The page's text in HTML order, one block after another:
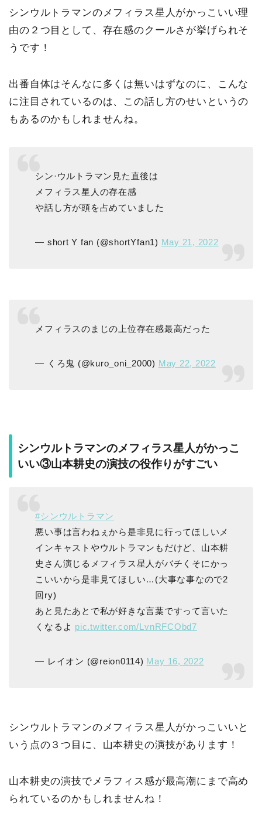
シンウルトラマンのメフィラス星人がかっこいい理
由の２つ目として、存在感のクールさが挙げられそ
うです！
出番自体はそんなに多くは無いはずなのに、こんな
に注目されているのは、この話し方のせいというの
もあるのかもしれませんね。
シン·ウルトラマン見た直後は
メフィラス星人の存在感
や話し方が頭を占めていました
— short Y fan (@shortYfan1) May 21, 2022
メフィラスのまじの上位存在感最高だった
— くろ鬼 (@kuro_oni_2000) May 22, 2022
シンウルトラマンのメフィラス星人がかっこ
いい③山本耕史の演技の役作りがすごい
#シンウルトラマン
悪い事は言わねぇから是非見に行ってほしいメ
インキャストやウルトラマンもだけど、山本耕
史さん演じるメフィラス星人がバチくそにかっ
こいいから是非見てほしい…(大事な事なので2
回ry)
あと見たあとで私が好きな言葉ですって言いた
くなるよ pic.twitter.com/LvnRFCObd7
— レイオン (@reion0114) May 16, 2022
シンウルトラマンのメフィラス星人がかっこいいと
いう点の３つ目に、山本耕史の演技があります！
山本耕史の演技でメラフィス感が最高潮にまで高め
られているのかもしれませんね！